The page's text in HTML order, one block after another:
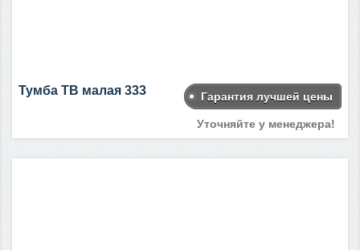
Тумба ТВ малая 333 Гарантия лучшей цены
Уточняйте у менеджера!